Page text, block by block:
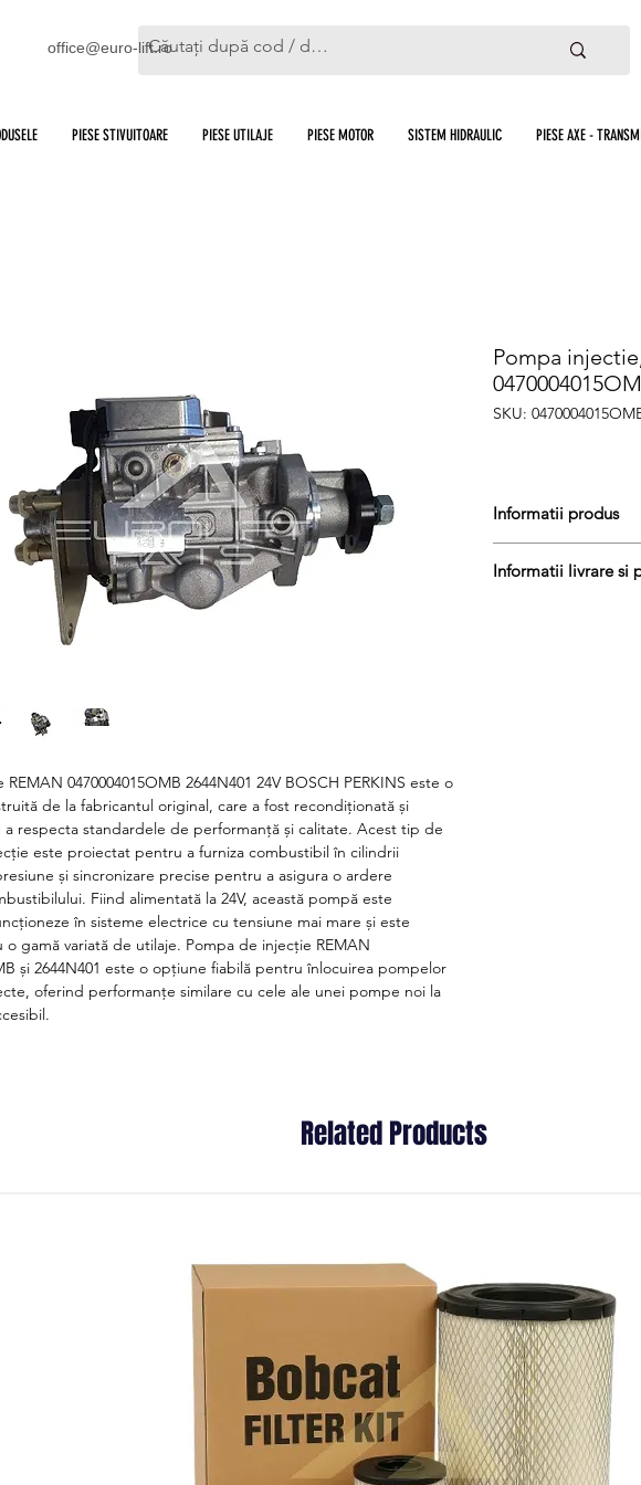
office@euro-lift.ro
PIESE STIVUITOARE PIESE UTILAJE PIESE MOTOR SISTEM HIDRAULIC PIESE AXE -
0470004015OMB 2644N401 24V BOSCH PERKINS este o
de la fabricantul original, care a fost recondiționată și
respecta standardele de performanță și calitate. Acest tip de
este proiectat pentru a furniza combustibil în cilindrii
și sincronizare precise pentru a asigura o ardere
Fiind alimentată la 24V, această pompă este
în sisteme electrice cu tensiune mai mare și este
o gamă variată de utilaje. Pompa de injecție REMAN
și 2644N401 este o opțiune fiabilă pentru înlocuirea pompelor
oferind performanțe similare cu cele ale unei pompe noi la
Pompa
SKU:
Informatii produs
Disponibilitate : In
Informatii livrare si
Related Products